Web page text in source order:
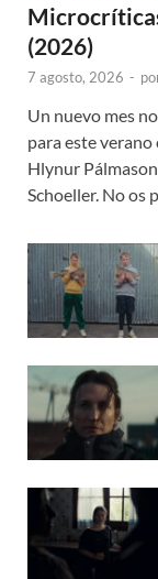
(2026)
7 agosto, 2026 -
Un nuevo mes
para este verano
Hlynur
Schoeller. No os